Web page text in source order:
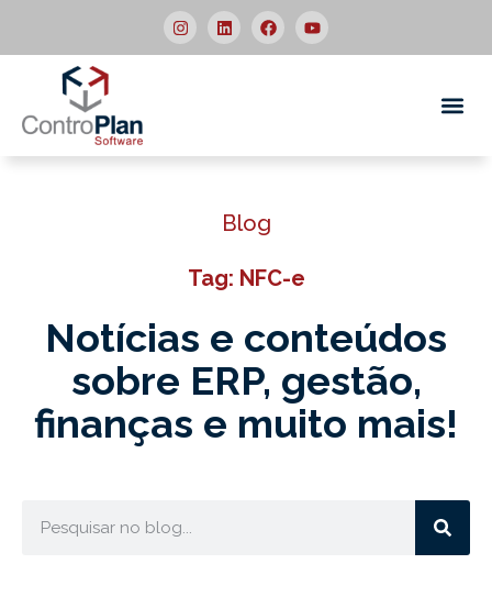
Blog
Tag: NFC-e
Notícias e conteúdos
sobre ERP, gestão,
finanças e muito mais!